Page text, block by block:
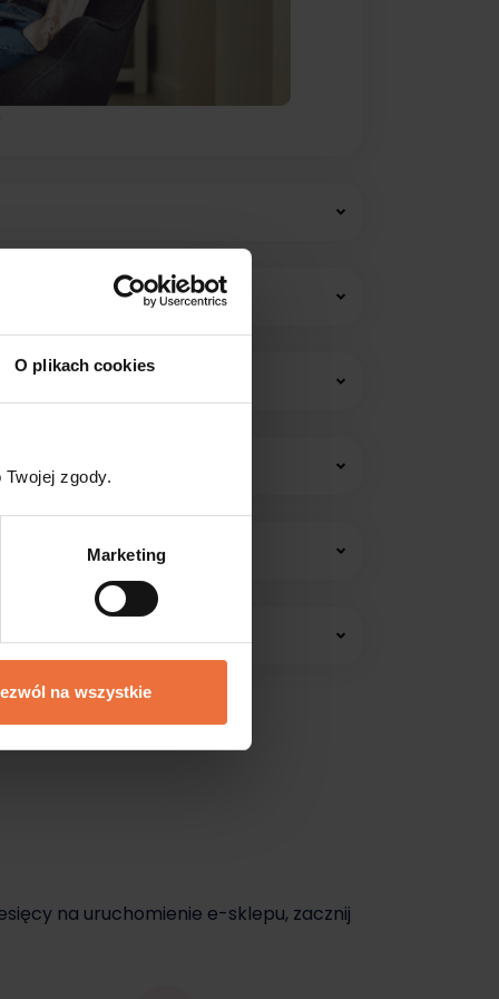
O plikach cookies
zgody.
Marketing
na wszystkie
jeszcze dziś.
na uruchomienie e-sklepu, zacznij